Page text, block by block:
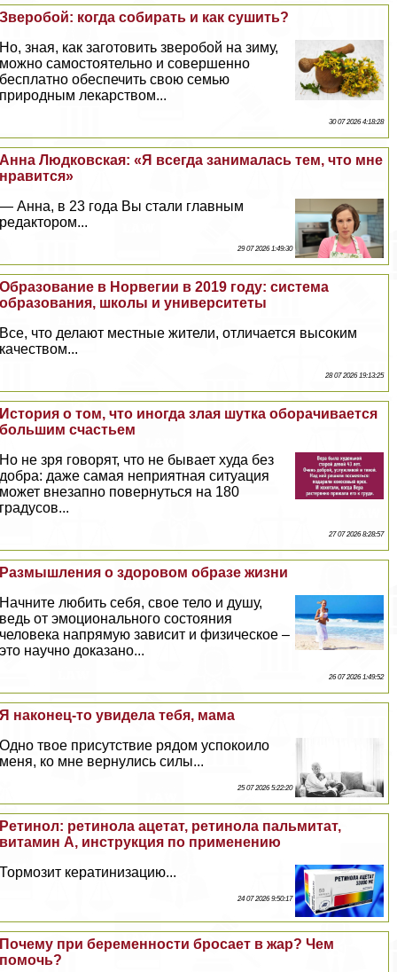
Зверобой: когда собирать и как сушить?
Но, зная, как заготовить зверобой на зиму,
можно самостоятельно и совершенно
бесплатно обеспечить свою семью
природным лекарством...
30 07 2026 4:18:28
Анна Людковская: «Я всегда занималась тем, что мне
нравится»
— Анна, в 23 года Вы стали главным
редактором...
29 07 2026 1:49:30
Образование в Норвегии в 2019 году: система
образования, школы и университеты
Все, что делают местные жители, отличается высоким
качеством...
28 07 2026 19:13:25
История о том, что иногда злая шутка оборачивается
большим счастьем
Но не зря говорят, что не бывает худа без
добра: даже самая неприятная ситуация
может внезапно повернуться на 180
градусов...
27 07 2026 8:28:57
Размышления о здоровом образе жизни
Начните любить себя, свое тело и душу,
ведь от эмоционального состояния
человека напрямую зависит и физическое –
это научно доказано...
26 07 2026 1:49:52
Я наконец-то увидела тебя, мама
Одно твое присутствие рядом успокоило
меня, ко мне вернулись силы...
25 07 2026 5:22:20
Ретинол: ретинола ацетат, ретинола пальмитат,
витамин А, инструкция по применению
Тормозит кератинизацию...
24 07 2026 9:50:17
Почему при беременности бросает в жар? Чем
помочь?